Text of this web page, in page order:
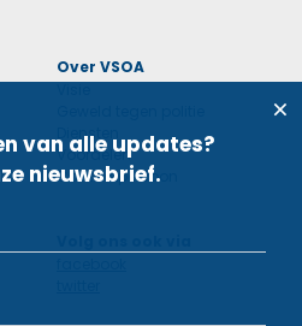
Over VSOA
Diensten
Voordelen
Contactpersoon
van alle updates?
nieuwsbrief.